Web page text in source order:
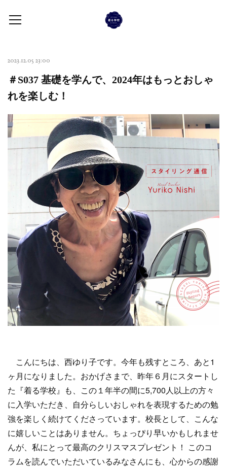
2023.12.05 23:00
＃S037 基礎を学んで、2024年はもっとおしゃ
れを楽しむ！
こんにちは、西ゆり子です。今年も残すところ、あと1
ヶ月になりました。おかげさまで、昨年６月にスタートし
た『着る学校』も、この１年半の間に5,700人以上の方々
に入学いただき、自分らしいおしゃれを表現するための勉
強を楽しく続けてくださっています。校長として、こんな
に嬉しいことはありません。ちょっぴり早いかもしれませ
んが、私にとって最高のクリスマスプレゼント！ このコ
ラムを読んでいただいているみなさんにも、心からの感謝